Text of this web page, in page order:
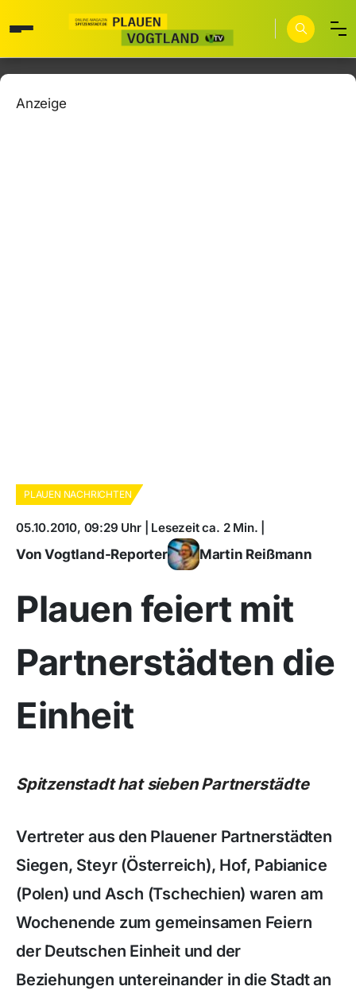
Anzeige
PLAUEN NACHRICHTEN
05.10.2010, 09:29 Uhr | Lesezeit ca. 2 Min. |
Von Vogtland-Reporter Martin Reißmann
Plauen feiert mit
Partnerstädten die
Einheit
Spitzenstadt hat sieben Partnerstädte
Vertreter aus den Plauener Partnerstädten
Siegen, Steyr (Österreich), Hof, Pabianice
(Polen) und Asch (Tschechien) waren am
Wochenende zum gemeinsamen Feiern
der Deutschen Einheit und der
Beziehungen untereinander in die Stadt an